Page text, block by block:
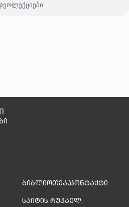
ბიბლიოთეკა
საიტის რუკა
კონტაქტი
ელ.